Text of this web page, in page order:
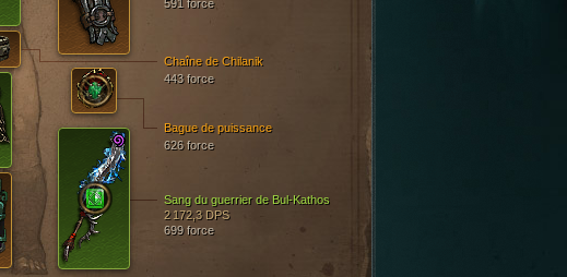
591 force
Sang du guerrier de Bul-Kathos
2 172,3 DPS
699 force
Chaîne de Chilanik
443 force
Bague de puissance
626 force